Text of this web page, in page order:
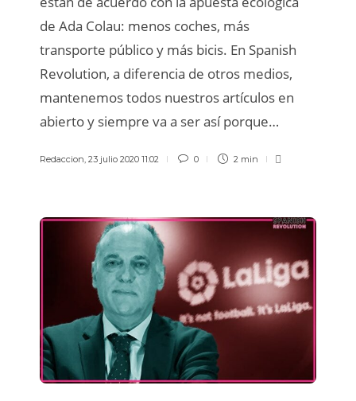
de Ada Colau: menos coches, más
transporte público y más bicis. En Spanish
Revolution, a diferencia de otros medios,
mantenemos todos nuestros artículos en
abierto y siempre va a ser así porque…
Redaccion, 23 julio 2020 11:02 0 2 min